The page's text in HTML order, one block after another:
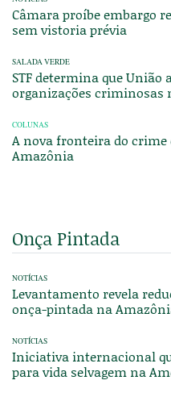
Câmara proíbe embargo
sem vistoria prévia
SALADA VERDE
STF determina que
organizações criminosas
COLUNAS
A nova fronteira do crime
Amazônia
Onça Pintada
NOTÍCIAS
Levantamento revela
onça-pintada na
NOTÍCIAS
Iniciativa internacional
para vida selvagem na